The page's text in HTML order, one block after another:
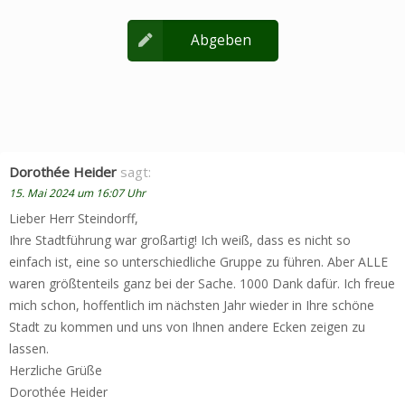
Abgeben
Dorothée Heider sagt:
15. Mai 2024 um 16:07 Uhr
Lieber Herr Steindorff,
Ihre Stadtführung war großartig! Ich weiß, dass es nicht so
einfach ist, eine so unterschiedliche Gruppe zu führen. Aber ALLE
waren größtenteils ganz bei der Sache. 1000 Dank dafür. Ich freue
mich schon, hoffentlich im nächsten Jahr wieder in Ihre schöne
Stadt zu kommen und uns von Ihnen andere Ecken zeigen zu
lassen.
Herzliche Grüße
Dorothée Heider